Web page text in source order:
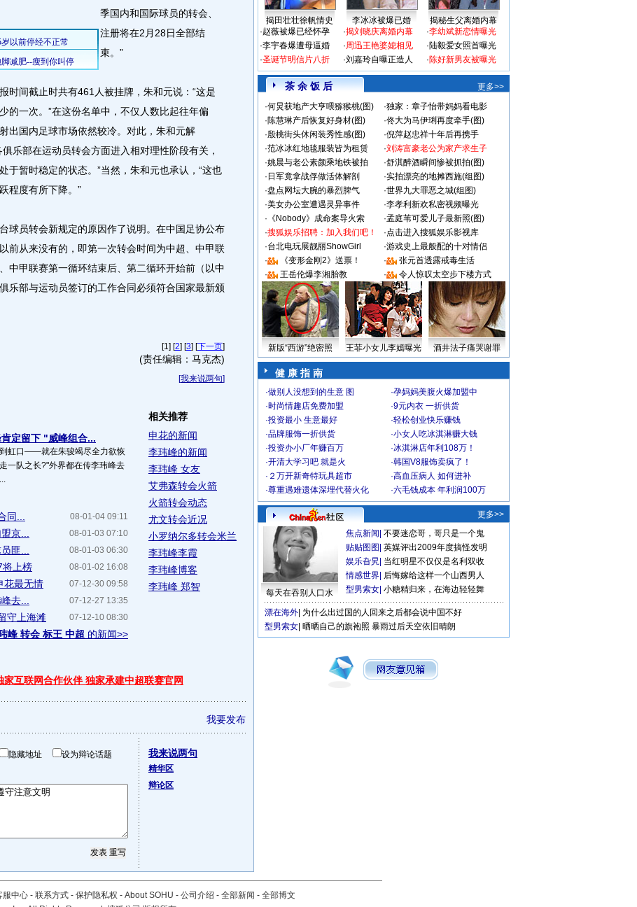
季国内和国际球员的转会、
注册将在2月28日全部结
束。”
间截止时共有461人被挂牌，朱和元说：“这是
的一次。”在这份名单中，不仅人数比起往年偏
出国内足球市场依然较冷。对此，朱和元解
乐部在运动员转会方面进入相对理性阶段有关，
于暂时稳定的状态。”当然，朱和元也承认，“这也
程度有所下降。”
员转会新规定的原因作了说明。在中国足协公布
前从来没有的，即第一次转会时间为中超、中甲联
中甲联赛第一循环结束后、第二循环开始前（以中
乐部与运动员签订的工作合同必须符合国家最新颁
[1] [2] [3] [下一页]
(责任编辑：马克杰)
[我来说两句]
定留下 "威峰组合...
虹口——就在朱骏竭尽全力欲恢
一队之长?"外界都在传李玮峰去
08-01-04 09:11
同...
08-01-03 07:10
京...
08-01-03 06:30
匪...
08-01-02 16:08
将上榜
07-12-30 09:58
花最无情
07-12-27 13:35
去...
07-12-10 08:30
守上海滩
峰 转会 标王 中超 的新闻>>
相关推荐
申花的新闻
李玮峰的新闻
李玮峰 女友
艾弗森转会火箭
火箭转会动态
尤文转会近况
小罗纳尔多转会米兰
李玮峰李霞
李玮峰博客
李玮峰 郑智
家互联网合作伙伴 独家承建中超联赛官网
我要发布
隐藏地址 设为辩论话题 我来说两句
精华区
辩论区
揭田壮壮徐帆情史 李冰冰被爆已婚
揭秘生父离婚内幕
·赵薇被爆已经怀孕
·李宇春爆遭母逼婚
·圣诞节明信片八折
·揭刘晓庆离婚内幕
·周迅王艳婆媳相见
·刘嘉玲自曝正造人
·李幼斌新恋情曝光
·陆毅爱女照首曝光
·陈好新男友被曝光
茶 余 饭 后
更多>>
·何炅获地产大亨喂猕猴桃(图) ·独家：章子怡带妈妈看电影
·陈慧琳产后恢复好身材(图) ·佟大为马伊琍再度牵手(图)
·殷桃街头休闲装秀性感(图) ·倪萍赵忠祥十年后再携手
·范冰冰红地毯服装皆为租赁 ·刘涛富豪老公为家产求生子
·姚晨与老公素颜乘地铁被拍 ·舒淇醉酒瞬间惨被抓拍(图)
· 日军竟拿战俘做活体解剖 ·实拍漂亮的地摊西施(组图)
·盘点网坛大腕的暴烈脾气 ·世界九大罪恶之城(组图)
·美女办公室遭遇灵异事件 ·李孝利新欢私密视频曝光
· 《Nobody》成命案导火索 ·孟庭苇可爱儿子最新照(图)
·搜狐娱乐招聘：加入我们吧！ ·点击进入搜狐娱乐影视库
·台北电玩展靓丽ShowGirl ·游戏史上最般配的十对情侣
·
《变形金刚2》送票！ ·
张元首透露戒毒生活
·
王岳伦爆李湘胎教 · 令人惊叹太空步下楼方式
新版“西游”绝密照 王菲小女儿李嫣曝光 酒井法子痛哭谢罪
健 康 指 南
·做别人没想到的生意 图 ·孕妈妈美腹火爆加盟中
·时尚情趣店免费加盟 ·9元内衣 一折供货
·投资最小 生意最好 ·轻松创业快乐赚钱
·品牌服饰一折供货 ·小女人吃冰淇淋赚大钱
·投资办小厂年赚百万 ·冰淇淋店年利108万！
·开清大学习吧 就是火 ·韩国V8服饰卖疯了！
· ２万开新奇特玩具超市 ·高血压病人 如何进补
·尊重遇难遗体深埋代替火化 ·六毛钱成本 年利润100万
更多>>
每天在吞别人口水
焦点新闻 不要迷恋哥，哥只是一个鬼
贴贴图图 英媒评出2009年度搞怪发明
娱乐旮旯 当红明星不仅仅是名利双收
情感世界 后悔嫁给这样一个山西男人
型男索女 小糖精归来，在海边轻轻舞
漂在海外 为什么出过国的人回来之后都会说中国不好
型男索女 晒晒自己的旗袍照 暴雨过后天空依旧晴朗
服中心 - 联系方式 - 保护隐私权 - About SOHU - 公司介绍 - 全部新闻 - 全部博文